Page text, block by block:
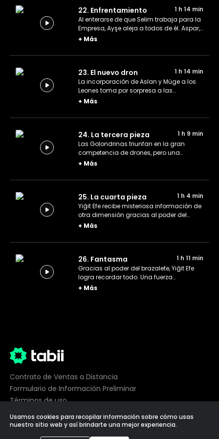
22. Enfrentamiento
1 h 14 min
Al enterarse de que Selim trabaja para la
Empresa, Ayşe aleja a todos de él. Aspar,
luego de separar a Selim de las
equipo.
+ Más
23. El nuevo dron
1 h 14 min
La incorporación de Aslan y Müge a los
Leones toma por sorpresa a las
Golondrinas. Cuando el dron de Yiğit Efe
construir uno nuevo. Selim comienza a
de drones, mientras se dispone a
confesarle su pasado a Sevgi.
+ Más
24. La tercera pieza
1 h 9 min
Las Golondrinas triunfan en la gran
competencia de drones, pero una
importante pieza del brazalete cae en
pone en marcha para descubrir el
+ Más
25. La cuarta pieza
1 h 4 min
Yiğit Efe recibe misteriosa información de
otra dimensión gracias al poder del
brazalete, pero, al no poder darle sentido
misterio. Selim idea un plan para
Empresa.
+ Más
26. Fantasma
1 h 11 min
Gracias al poder del brazalete, Yiğit Efe
logra recordar todo. Una fuerza
imparable impulsa al equipo a ponerse a
+ Más
Contrato de Ventas a Distancia
Formulario de Información Preliminar
Términos de uso
Privacidad
Preferencias de cookies
Usamos cookies para recopilar información sobre cómo usas
nuestro sitio web y así brindarte una mejor experiencia.